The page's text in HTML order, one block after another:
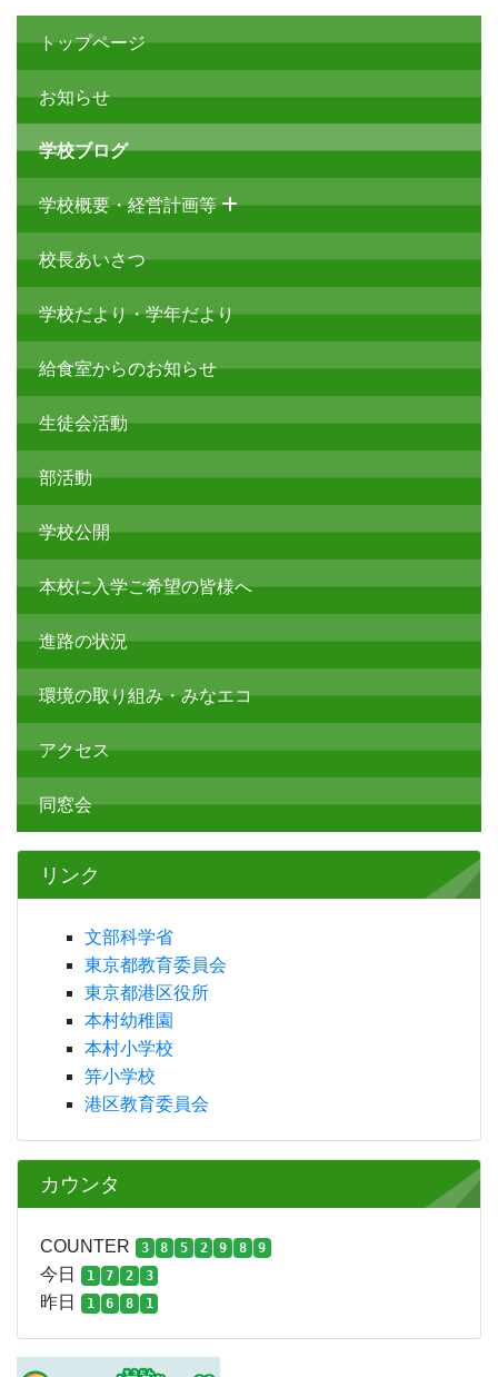
トップページ
お知らせ
学校ブログ
学校概要・経営計画等
校長あいさつ
学校だより・学年だより
給食室からのお知らせ
生徒会活動
部活動
学校公開
本校に入学ご希望の皆様へ
進路の状況
環境の取り組み・みなエコ
アクセス
同窓会
リンク
文部科学省
東京都教育委員会
東京都港区役所
本村幼稚園
本村小学校
笄小学校
港区教育委員会
カウンタ
COUNTER 3 8 5 2 9 8 9
今日 1 7 2 3
昨日 1 6 8 1